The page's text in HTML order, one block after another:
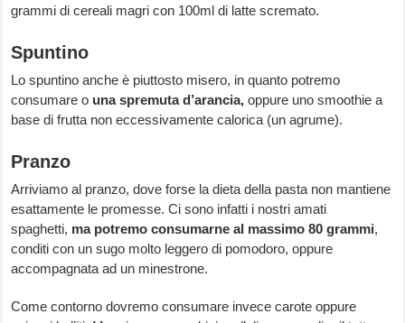
grammi di cereali magri con 100ml di latte scremato.
Spuntino
Lo spuntino anche è piuttosto misero, in quanto potremo
consumare o una spremuta d’arancia, oppure uno smoothie a
base di frutta non eccessivamente calorica (un agrume).
Pranzo
Arriviamo al pranzo, dove forse la dieta della pasta non mantiene
esattamente le promesse. Ci sono infatti i nostri amati
spaghetti, ma potremo consumarne al massimo 80 grammi,
conditi con un sugo molto leggero di pomodoro, oppure
accompagnata ad un minestrone.
Come contorno dovremo consumare invece carote oppure